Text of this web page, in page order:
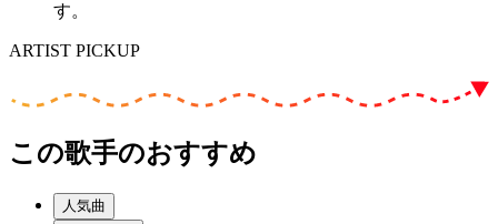
す。
ARTIST PICKUP
この歌手のおすすめ
人気曲